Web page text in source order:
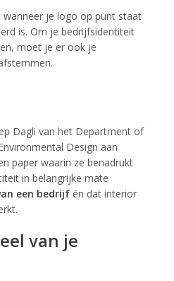
wanneer je logo op punt staat
is. Om je bedrijfsidentiteit
moet je er ook je
Dagli van het Department of
Design aan
paper waarin ze benadrukt
in belangrijke mate
een bedrijf én dat interior
van je